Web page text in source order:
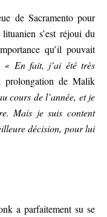
de Sacramento pour
s’est réjoui du
qu’il pouvait
« En fait, j’ai été très
de Malik
cours de l’année, et je
Mais je suis content
décision, pour lui
a parfaitement su se